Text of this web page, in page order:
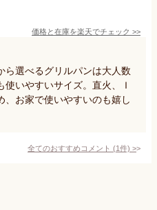
価格と在庫を楽天でチェック >>
ら選べるグリルパンは大人数
いやすいサイズ。直火、Ｉ
、お家で使いやすいのも嬉し
全てのおすすめコメント (1件) >